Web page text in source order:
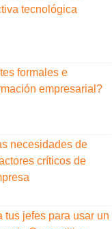
tecnológica
formales e
empresarial?
necesidades de
críticos de
tus jefes para usar un